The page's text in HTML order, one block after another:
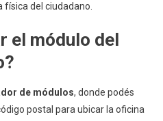
del ciudadano.
el módulo del
de módulos, donde podés
postal para ubicar la oficina